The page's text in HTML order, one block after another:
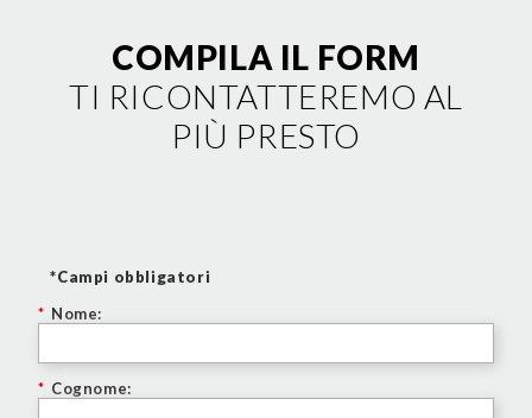
COMPILA IL FORM
TI RICONTATTEREMO AL
PIÙ PRESTO
*Campi obbligatori
* Nome:
* Cognome: